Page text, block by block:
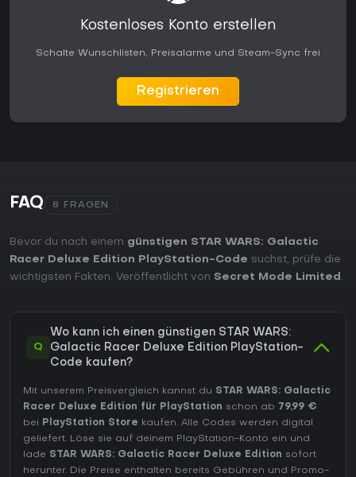
Kostenloses Konto erstellen
Schalte Wunschlisten, Preisalarme und Steam-Sync frei
Registrieren
FAQ 8 FRAGEN
Bevor du nach einem günstigen STAR WARS: Galactic
Racer Deluxe Edition PlayStation-Code suchst, prüfe die
wichtigsten Fakten. Veröffentlicht von Secret Mode Limited .
Q
Wo kann ich einen günstigen STAR WARS:
Galactic Racer Deluxe Edition PlayStation-
Code kaufen?
Mit unserem Preisvergleich kannst du STAR WARS: Galactic
Racer Deluxe Edition für PlayStation schon ab 79,99 €
bei PlayStation Store kaufen. Alle Codes werden digital
geliefert. Löse sie auf deinem PlayStation-Konto ein und
lade STAR WARS: Galactic Racer Deluxe Edition sofort
herunter. Die Preise enthalten bereits Gebühren und Promo-